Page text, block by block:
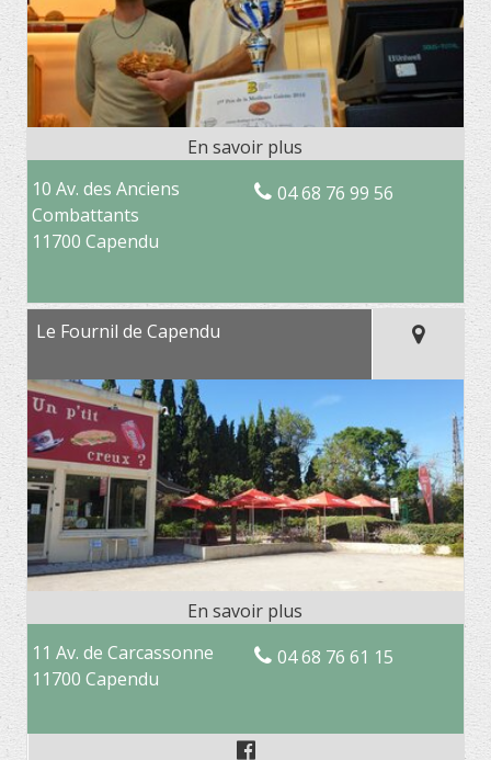
10 Av. des Anciens
Combattants
11700 Capendu
04 68 76 99 56
Le Fournil de Capendu
11 Av. de Carcassonne
11700 Capendu
04 68 76 61 15